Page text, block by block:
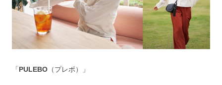
「PULEBO （プレボ）」